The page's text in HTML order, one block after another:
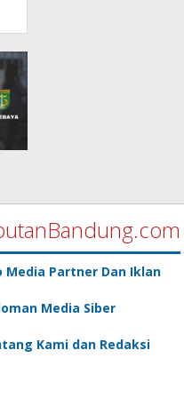
Media Partner Dan Iklan
Media Siber
Kami dan Redaksi